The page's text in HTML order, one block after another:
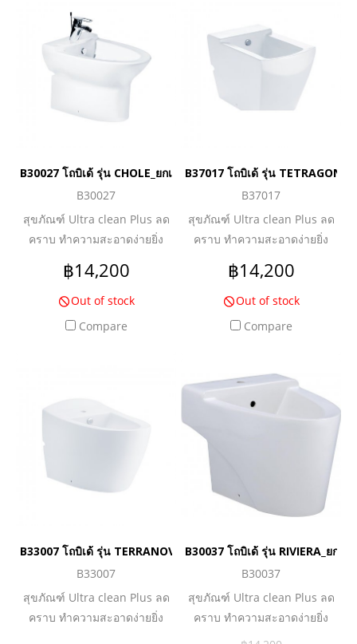
B30027 โถบิเด้ รุ่น CHOLE_ยกเลิกการผลิต
B30027
สุขภัณฑ์ Ultra clean Plus ลด
คราบ ทำความสะอาดง่ายยิ่ง
ความสวยงามปกปิดท่อน้ำทิ้ง
ง่ายต่อการทำความสะอาด
พร้อม Overflow ป้องกันน้ำล้น
฿14,200
Out of stock
Compare
B37017 โถบิเด้ รุ่น TETRAGON_
B37017
สุขภัณฑ์ Ultra clean Plus ลด
คราบ ทำความสะอาดง่ายยิ่ง
ความสวยงามปกปิดท่อน้ำทิ้ง
ง่ายต่อการทำความสะอาด
พร้อม Overflow ป้องกันน้ำล้น
฿14,200
Out of stock
Compare
B33007 โถบิเด้ รุ่น TERRANOVA_ยกเลิกการผลิต
B33007
สุขภัณฑ์ Ultra clean Plus ลด
คราบ ทำความสะอาดง่ายยิ่ง
B30037 โถบิเด้ รุ่น RIVIERA_ยกเลิ
B30037
สุขภัณฑ์ Ultra clean Plus ลด
คราบ ทำความสะอาดง่ายยิ่ง
กว่า ดีไซน์ Skirt ด้านข้าง เพื่อ